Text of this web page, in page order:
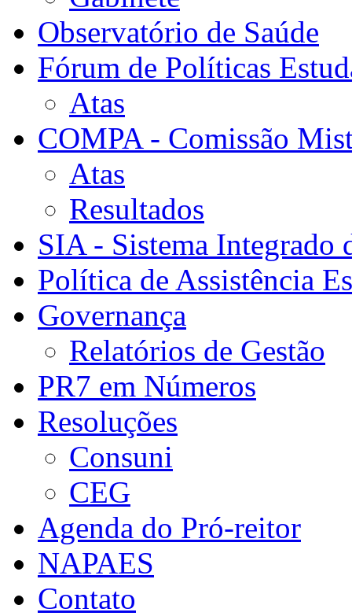
Observatório de Saúde
Fórum de Políticas
Atas
COMPA - Comissão
Atas
Resultados
SIA - Sistema Integrado
Política de Assistência
Governança
Relatórios de Gestão
PR7 em Números
Resoluções
Consuni
CEG
Agenda do Pró-reitor
NAPAES
Contato